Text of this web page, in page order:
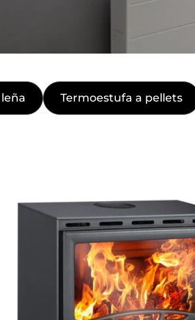
Termoestufa a pellets